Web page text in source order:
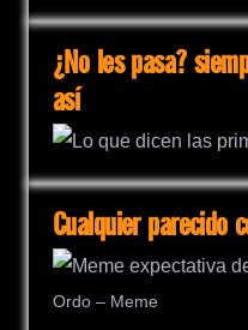
¿No les pasa?
así
Cualquier parecido
Ordo – Meme